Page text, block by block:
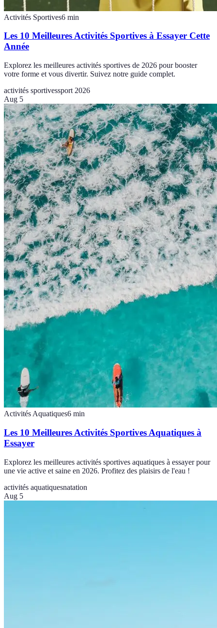
Activités Sportives6 min
Les 10 Meilleures Activités Sportives à Essayer Cette
Année
Explorez les meilleures activités sportives de 2026 pour booster
votre forme et vous divertir. Suivez notre guide complet.
activités sportivessport 2026
Aug 5
Activités Aquatiques6 min
Les 10 Meilleures Activités Sportives Aquatiques à
Essayer
Explorez les meilleures activités sportives aquatiques à essayer pour
une vie active et saine en 2026. Profitez des plaisirs de l'eau !
activités aquatiquesnatation
Aug 5